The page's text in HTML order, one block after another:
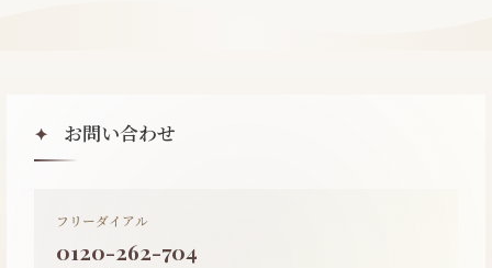
✦ お問い合わせ
フリーダイアル
0120-262-704